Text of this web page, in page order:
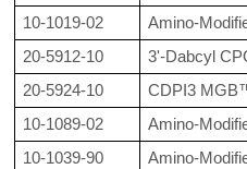
10-1019-02
Amino-
20-5912-10
3'-Dabcyl
20-5924-10
CDPI3
10-1089-02
Amino-
10-1039-90
Amino-